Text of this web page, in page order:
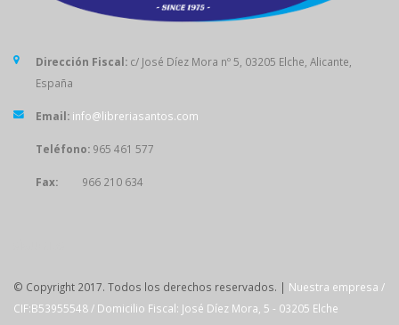
Dirección Fiscal: c/ José Díez Mora nº 5, 03205 Elche, Alicante,
España
Email: info@libreriasantos.com
Teléfono: 965 461 577
Fax: 966 210 634
© Copyright 2017. Todos los derechos reservados. | Nuestra empresa /
CIF:B53955548 / Domicilio Fiscal: José Díez Mora, 5 - 03205 Elche